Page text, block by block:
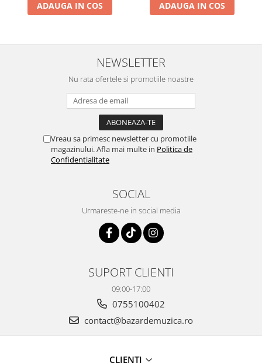
ADAUGA IN COS ADAUGA IN COS
NEWSLETTER
Nu rata ofertele si promotiile noastre
Vreau sa primesc newsletter cu promotiile
magazinului. Afla mai multe in Politica de
Confidentialitate
SOCIAL
Urmareste-ne in social media
SUPORT CLIENTI
09:00-17:00
0755100402
contact@bazardemuzica.ro
CLIENTI